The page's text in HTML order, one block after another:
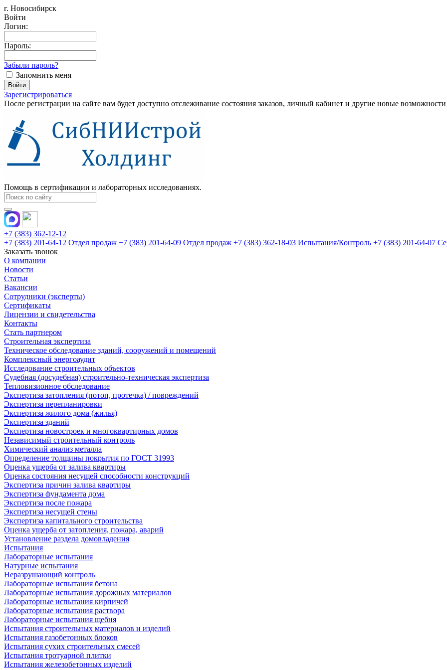
г. Новосибирск
Войти
Логин:
Пароль:
Забыли пароль?
Запомнить меня
Зарегистрироваться
После регистрации на сайте вам будет доступно отслеживание состояния заказов, личный кабинет и другие новые возможности
Помощь в сертификации и лабораторных исследованиях.
+7 (383) 362-12-12
+7 (383) 201-64-12 Отдел продаж +7 (383) 201-64-09 Отдел продаж +7 (383) 362-18-03 Испытания/Контроль +7 (383) 201-64-07
Заказать звонок
О компании
Новости
Статьи
Вакансии
Сотрудники (эксперты)
Сертификаты
Лицензии и свидетельства
Контакты
Стать партнером
Строительная экспертиза
Техническое обследование зданий, сооружений и помещений
Комплексный энергоаудит
Исследование строительных объектов
Судебная (досудебная) строительно-техническая экспертиза
Тепловизионное обследование
Экспертиза затопления (потоп, протечка) / повреждений
Экспертиза перепланировки
Экспертиза жилого дома (жилья)
Экспертиза зданий
Экспертиза новостроек и многоквартирных домов
Независимый строительный контроль
Химический анализ металла
Определение толщины покрытия по ГОСТ 31993
Оценка ущерба от залива квартиры
Оценка состояния несущей способности конструкций
Экспертиза причин залива квартиры
Экспертиза фундамента дома
Экспертиза после пожара
Экспертиза несущей стены
Экспертиза капитального строительства
Оценка ущерба от затопления, пожара, аварий
Установление раздела домовладения
Испытания
Лабораторные испытания
Натурные испытания
Неразрушающий контроль
Лабораторные испытания бетона
Лабораторные испытания дорожных материалов
Лабораторные испытания кирпичей
Лабораторные испытания раствора
Лабораторные испытания щебня
Испытания строительных материалов и изделий
Испытания газобетонных блоков
Испытания сухих строительных смесей
Испытания тротуарной плитки
Испытания железобетонных изделий